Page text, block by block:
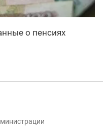
о пенсиях